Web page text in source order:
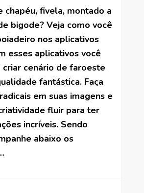
chapéu, fivela, montado a
bigode? Veja como você
nos aplicativos
esses aplicativos você
criar cenário de faroeste
fantástica. Faça
em suas imagens e
fluir para ter
incríveis. Sendo
abaixo os